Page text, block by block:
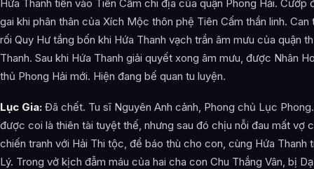
Hứa Thanh tiến vào Tiên Cấm chi địa của quận Phong Hải. Cướp
gai khi phân thân của Xích Mộc thôn phệ Tiên Cấm thần linh.
rối Quy Hư tầng bốn khi Hứa Thanh vạch trần âm mưu của quận
Thanh. Sau khi Hứa Thanh giải quyết xong âm mưu, được Nhân
thủ Phong Hải mới. Hiện đang bế quan tu luyện.
Lục Gia: Đã chết. Tu sĩ Nguyên Anh cảnh, Phong chủ Lục
được coi là thiên tài tuyệt thế, nhưng sau đó chịu nỗi đau mất vợ
chiến tranh với Hải Thi tộc, để báo thù cho con, cùng Hứa Thanh
Lý. Trong vở kịch đẫm máu của hai cha con Chu Thắng Vân, bị